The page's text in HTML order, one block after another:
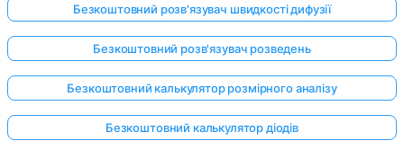
Безкоштовний розв'язувач швидкості дифузії
Безкоштовний розв'язувач розведень
Безкоштовний калькулятор розмірного аналізу
Безкоштовний калькулятор діодів